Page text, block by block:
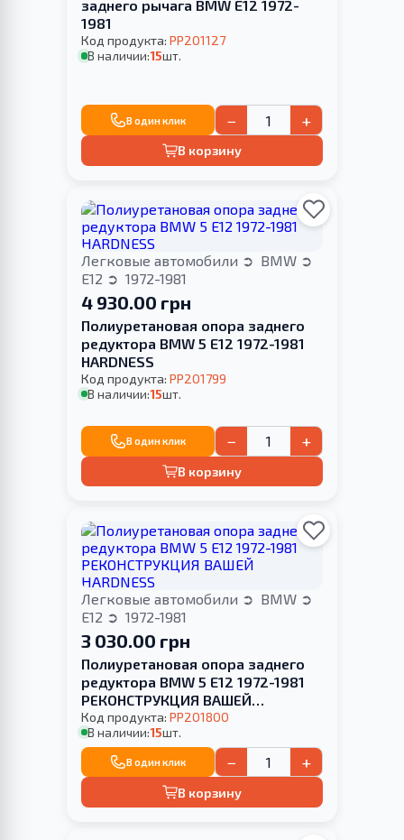
заднего рычага BMW E12 1972-
1981
Код продукта: PP201127
В наличии:15шт.
В один клик − +
В корзину
Легковые автомобили
BMW
E12
1972-1981
4 930.00 грн
Полиуретановая опора заднего
редуктора BMW 5 E12 1972-1981
HARDNESS
Код продукта: PP201799
В наличии:15шт.
В один клик − +
В корзину
Легковые автомобили
BMW
E12
1972-1981
3 030.00 грн
Полиуретановая опора заднего
редуктора BMW 5 E12 1972-1981
РЕКОНСТРУКЦИЯ ВАШЕЙ
HARDNESS
Код продукта: PP201800
В наличии:15шт.
В один клик − +
В корзину